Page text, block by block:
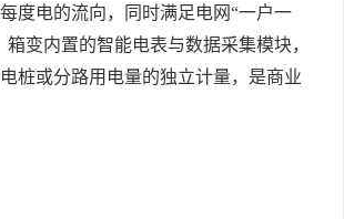
度电的流向，同时满足电网“一户一
箱变内置的智能电表与数据采集模块，
桩或分路用电量的独立计量，是商业